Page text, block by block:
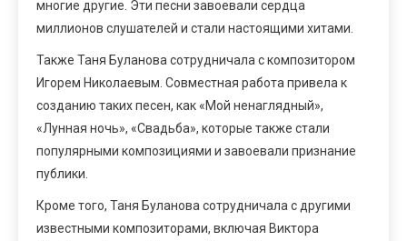
многие другие. Эти песни завоевали сердца
миллионов слушателей и стали настоящими хитами.
Также Таня Буланова сотрудничала с композитором
Игорем Николаевым. Совместная работа привела к
созданию таких песен, как «Мой ненаглядный»,
«Лунная ночь», «Свадьба», которые также стали
популярными композициями и завоевали признание
публики.
Кроме того, Таня Буланова сотрудничала с другими
известными композиторами, включая Виктора